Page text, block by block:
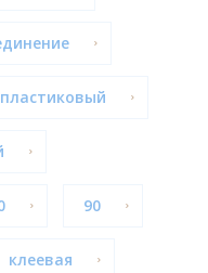
пластиковый
90
клеевая